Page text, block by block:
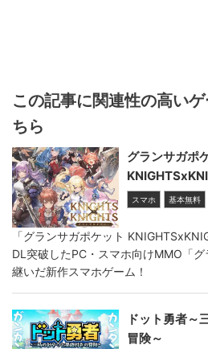
この記事に関連性の高い
ちら
グランサガポ
スマホ 基本無料
「グランサガポケット
DL突破したPC・スマホ向けMMO「
継いだ新作スマホゲーム！
ドット勇者～
冒険～